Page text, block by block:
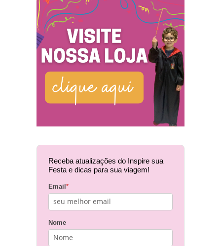
Receba atualizações do Inspire sua
Festa e dicas para sua viagem!
Email *
Nome